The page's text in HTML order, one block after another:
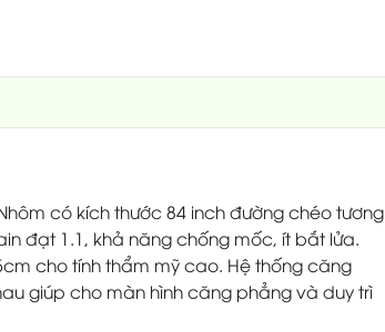
có kích thước 84 inch đường chéo tương
đạt 1.1, khả năng chống mốc, ít bắt lửa.
cho tính thẩm mỹ cao. Hệ thống căng
giúp cho màn hình căng phẳng và duy trì